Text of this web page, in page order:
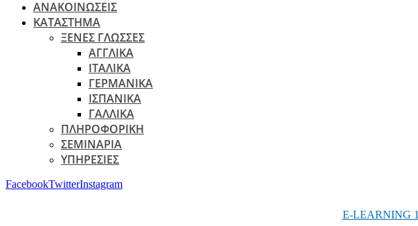
ΑΝΑΚΟΙΝΩΣΕΙΣ
ΚΑΤΑΣΤΗΜΑ
ΞΕΝΕΣ ΓΛΩΣΣΕΣ
ΑΓΓΛΙΚΑ
ΙΤΑΛΙΚΑ
ΓΕΡΜΑΝΙΚΑ
ΙΣΠΑΝΙΚΑ
ΓΑΛΛΙΚΑ
ΠΛΗΡΟΦΟΡΙΚΗ
ΣΕΜΙΝΑΡΙΑ
ΥΠΗΡΕΣΙΕΣ
FacebookTwitterInstagram
E-LEARNING 1